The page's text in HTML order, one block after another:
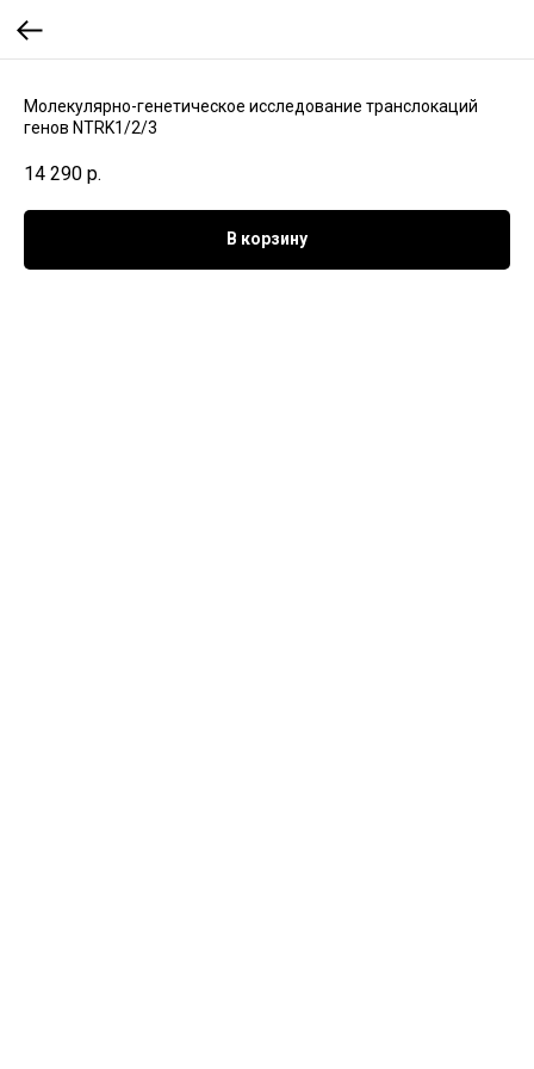
Молекулярно-генетическое исследование транслокаций
генов NTRK1/2/3
14 290 р.
В корзину